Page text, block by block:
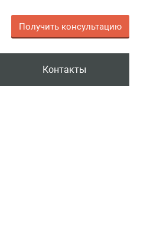
Получить консультацию
Контакты